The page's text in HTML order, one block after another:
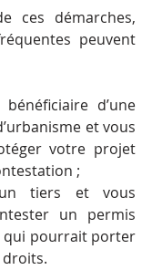
ces démarches,
peuvent
d’une
et vous
votre projet
;
tiers et vous
un permis
qui pourrait porter